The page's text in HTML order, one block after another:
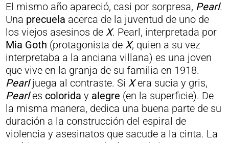
El mismo año apareció, casi por sorpresa, Pearl.
Una precuela acerca de la juventud de uno de
los viejos asesinos de X. Pearl, interpretada por
Mia Goth (protagonista de X, quien a su vez
interpretaba a la anciana villana) es una joven
que vive en la granja de su familia en 1918.
Pearljuega al contraste. Si Xera sucia y gris,
Pearles colorida y alegre (en la superficie). De
la misma manera, dedica una buena parte de su
duración a la construcción del espiral de
violencia y asesinatos que sacude a la cinta. La